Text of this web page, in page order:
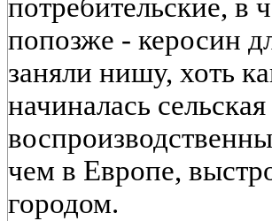
потребительские, в
попозже - керосин
заняли нишу, хоть
начиналась
чем в Европе,
городом.